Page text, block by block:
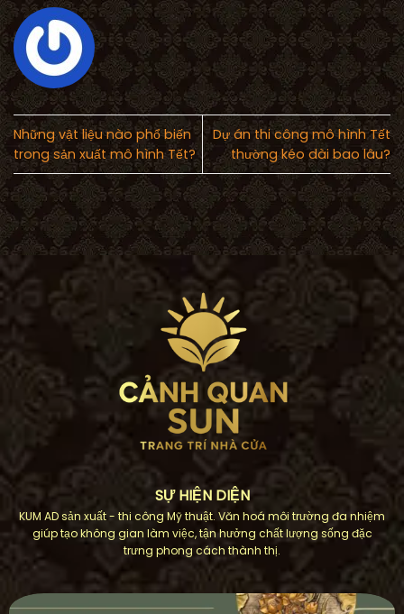
Những vật liệu nào phổ biến
trong sản xuất mô hình Tết?
Dự án thi công mô hình Tết
thường kéo dài bao lâu?
SỰ HIỆN DIỆN
KUM AD sản xuất - thi công Mỹ thuật. Văn hoá môi trường đa nhiệm
giúp tạo không gian làm việc, tận hưởng chất lượng sống đặc
trưng phong cách thành thị.